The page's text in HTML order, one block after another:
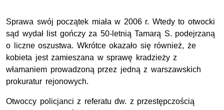
Sprawa swój początek miała w 2006 r. Wtedy to otwocki
sąd wydał list gończy za 50-letnią Tamarą S. podejrzaną
o liczne oszustwa. Wkrótce okazało się również, że
kobieta jest zamieszana w sprawę kradzieży z
włamaniem prowadzoną przez jedną z warszawskich
prokuratur rejonowych.
Otwoccy policjanci z referatu dw. z przestępczością